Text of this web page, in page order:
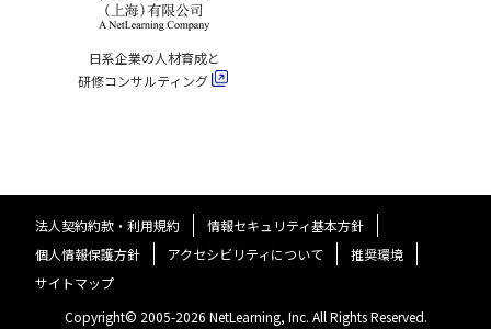
日系企業の人材育成と
研修コンサルティング
法人契約約款・利用規約
情報セキュリティ基本方針
個人情報保護方針
アクセシビリティについて
推奨環境
サイトマップ
Copyright© 2005-2026 NetLearning, Inc. All Rights Reserved.